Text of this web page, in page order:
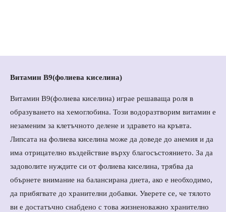
Витамин В9(фолиева киселина)
Витамин В9(фолиева киселина) играе решаваща роля в
образуването на хемоглобина. Този водоразтворим витамин е
незаменим за клетъчното делене и здравето на кръвта.
Липсата на фолиева киселина може да доведе до анемия и да
има отрицателно въздействие върху благосъстоянието. За да
задоволите нуждите си от фолиева киселина, трябва да
обърнете внимание на балансирана диета, ако е необходимо,
да прибягвате до хранителни добавки. Уверете се, че тялото
ви е достатъчно снабдено с това жизненоважно хранително